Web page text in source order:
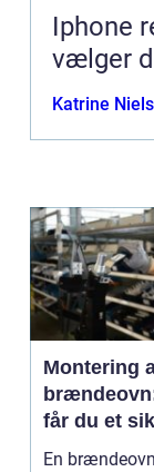
Iphone
vælger
Katrine
Montering
får du et
smukt
En